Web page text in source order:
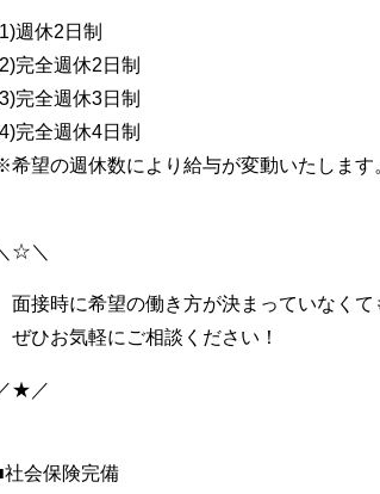
週休2日制
完全週休2日制
完全週休3日制
完全週休4日制
希望の週休数により給与が変動いたします
☆＼ ／★
面接時に希望の働き方が決まっていなくて
ぜひお気軽にご相談ください！
★／ ＼☆
社会保険完備